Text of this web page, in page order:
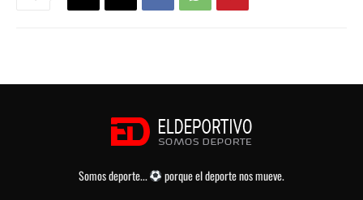
Somos deporte...
porque el deporte nos mueve.